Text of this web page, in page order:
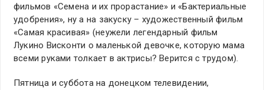
фильмов «Семена и их прорастание» и «Бактериальные
удобрения», ну а на закуску – художественный фильм
«Самая красивая» (неужели легендарный фильм
Лукино Висконти о маленькой девочке, которую мама
всеми руками толкает в актрисы? Верится с трудом).
Пятница и суббота на донецком телевидении,